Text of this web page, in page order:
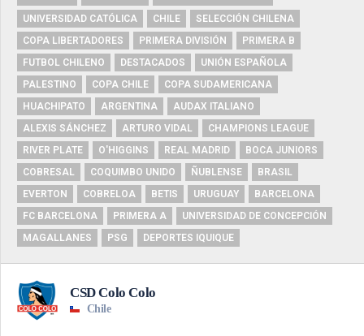
UNIVERSIDAD CATÓLICA
CHILE
SELECCIÓN CHILENA
COPA LIBERTADORES
PRIMERA DIVISIÓN
PRIMERA B
FUTBOL CHILENO
DESTACADOS
UNIÓN ESPAÑOLA
PALESTINO
COPA CHILE
COPA SUDAMERICANA
HUACHIPATO
ARGENTINA
AUDAX ITALIANO
ALEXIS SÁNCHEZ
ARTURO VIDAL
CHAMPIONS LEAGUE
RIVER PLATE
O'HIGGINS REAL MADRID
BOCA JUNIORS
COBRESAL
COQUIMBO UNIDO ÑUBLENSE
BRASIL
EVERTON
COBRELOA BETIS URUGUAY
BARCELONA
FC BARCELONA
PRIMERA A
UNIVERSIDAD DE CONCEPCIÓN
MAGALLANES
PSG DEPORTES IQUIQUE